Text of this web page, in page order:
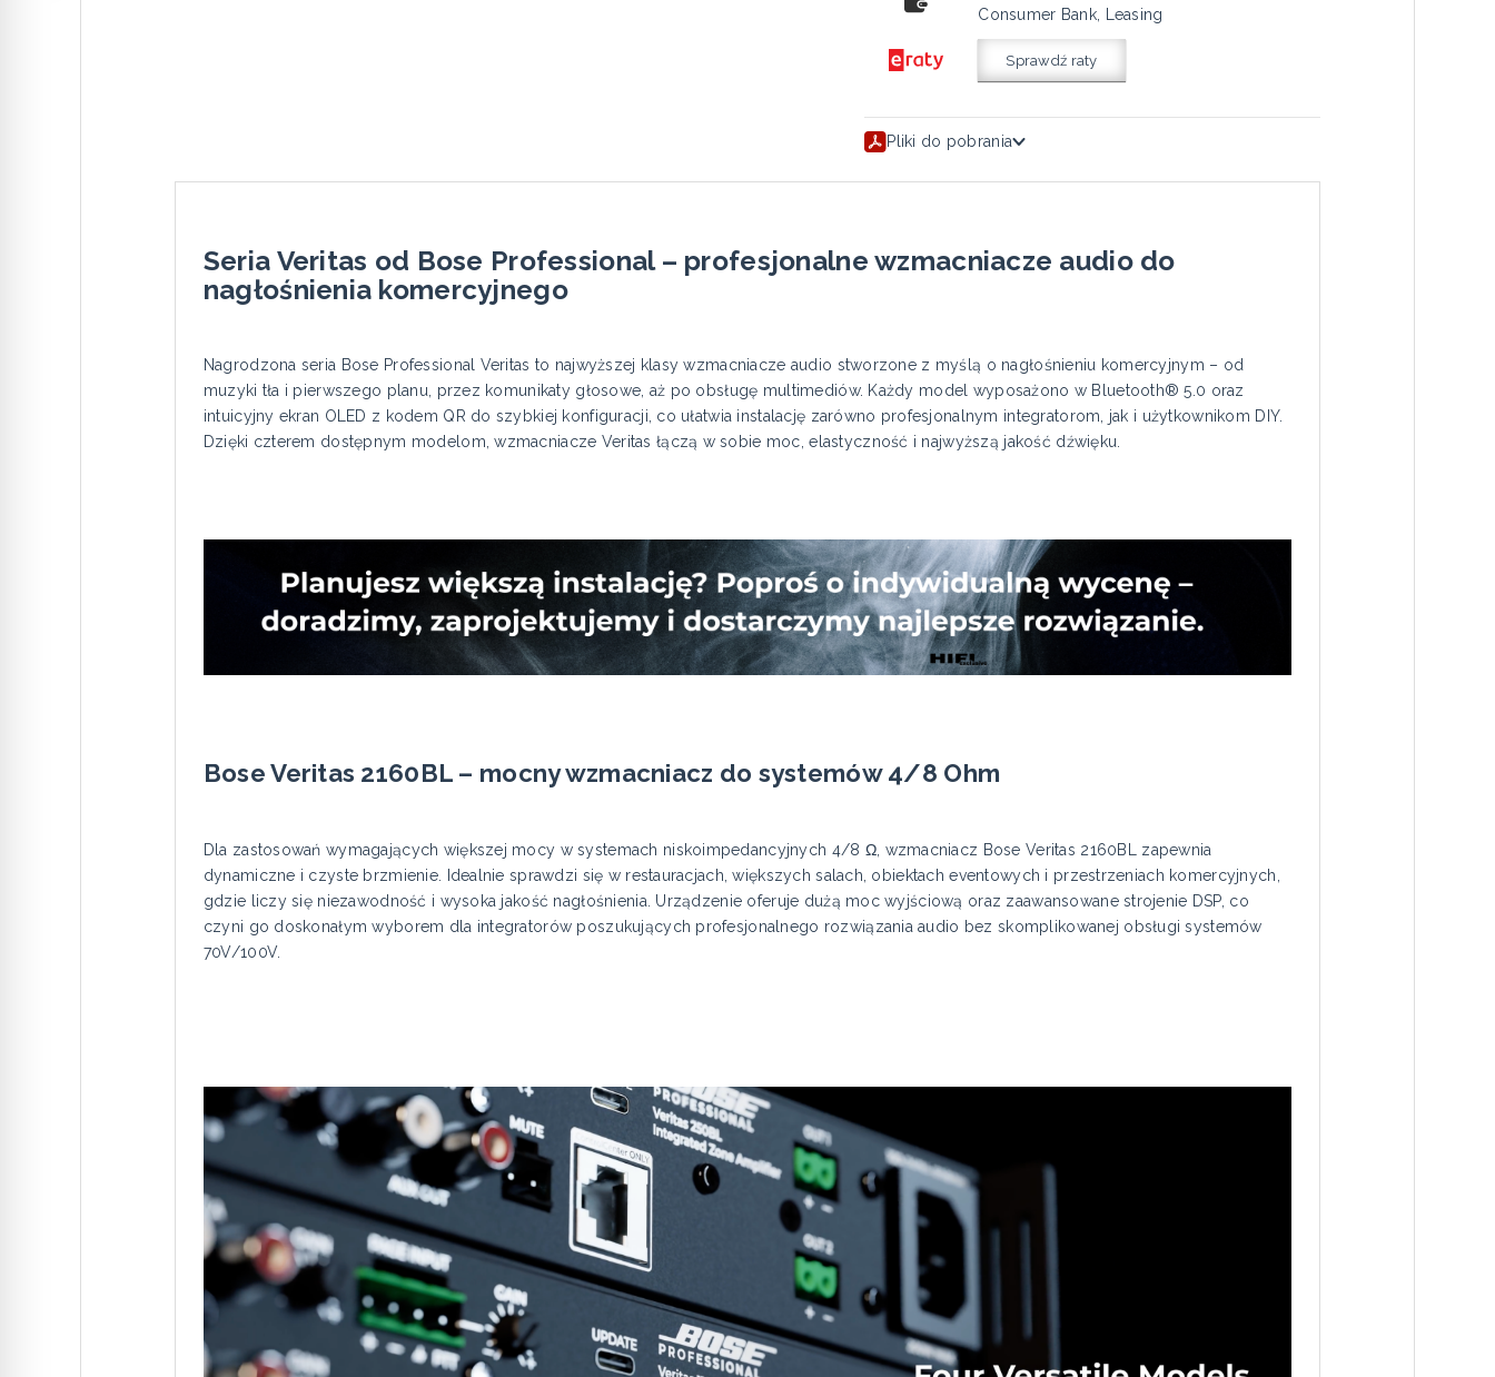
Consumer Bank, Leasing
Sprawdź raty
Pliki do pobrania
Seria Veritas od Bose Professional – profesjonalne wzmacniacze audio do
nagłośnienia komercyjnego
Nagrodzona seria Bose Professional Veritas to najwyższej klasy wzmacniacze audio stworzone z myślą o nagłośnieniu komercyjnym – od
muzyki tła i pierwszego planu, przez komunikaty głosowe, aż po obsługę multimediów. Każdy model wyposażono w Bluetooth® 5.0 oraz
intuicyjny ekran OLED z kodem QR do szybkiej konfiguracji, co ułatwia instalację zarówno profesjonalnym integratorom, jak i użytkownikom DIY.
Dzięki czterem dostępnym modelom, wzmacniacze Veritas łączą w sobie moc, elastyczność i najwyższą jakość dźwięku.
Bose Veritas 2160BL – mocny wzmacniacz do systemów 4/8 Ohm
Dla zastosowań wymagających większej mocy w systemach niskoimpedancyjnych 4/8 Ω, wzmacniacz Bose Veritas 2160BL zapewnia
dynamiczne i czyste brzmienie. Idealnie sprawdzi się w restauracjach, większych salach, obiektach eventowych i przestrzeniach komercyjnych,
gdzie liczy się niezawodność i wysoka jakość nagłośnienia. Urządzenie oferuje dużą moc wyjściową oraz zaawansowane strojenie DSP, co
czyni go doskonałym wyborem dla integratorów poszukujących profesjonalnego rozwiązania audio bez skomplikowanej obsługi systemów
70V/100V.